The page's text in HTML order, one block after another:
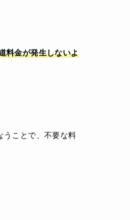
料金が発生しないよ
うことで、不要な料